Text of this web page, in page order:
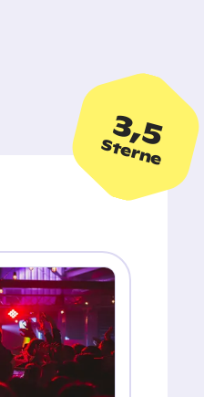
3,5
Sterne